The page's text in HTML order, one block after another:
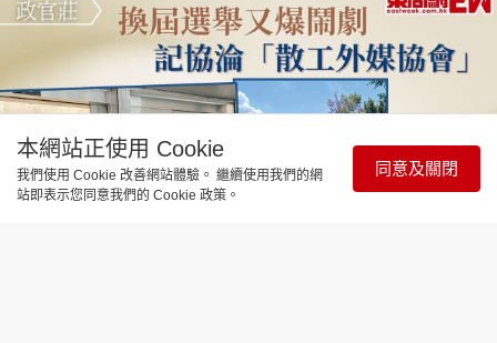
本網站正使用 Cookie
我們使用 Cookie 改善網站體驗。 繼續使用我們的網
站即表示您同意我們的 Cookie 政策。
同意及關閉